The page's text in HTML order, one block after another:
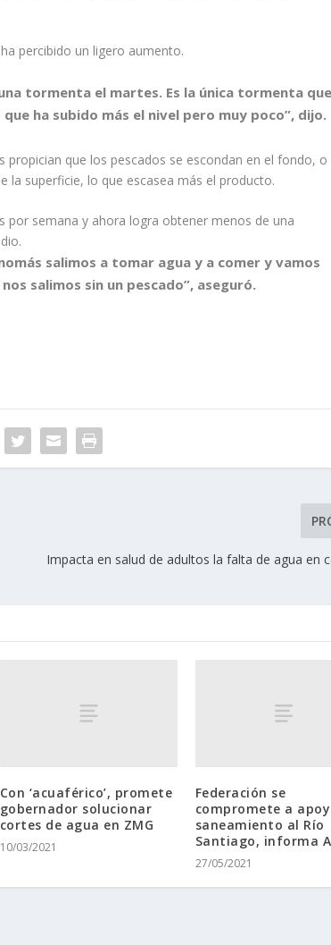
percibido un ligero aumento.
tormenta el martes. Es la única tormenta que
ha subido más el nivel pero muy poco”, dijo.
que los pescados se escondan en el fondo, o
la superficie, lo que escasea más el producto.
por semana y ahora logra obtener menos de una
salimos a tomar agua y a comer y vamos
salimos sin un pescado”, aseguró.
Impacta en salud de adultos la falta de agua en
Con ‘acuaférico’, promete
gobernador solucionar
cortes de agua en ZMG
10/03/2021
Federación se
compromete a
saneamiento al Río
Santiago, informa
27/05/2021